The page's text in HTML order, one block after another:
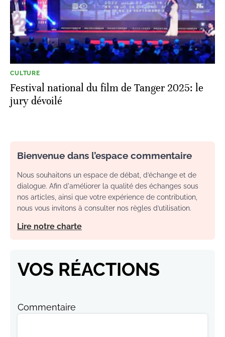
CULTURE
Festival national du film de Tanger 2025: le
jury dévoilé
Bienvenue dans l’espace commentaire
Nous souhaitons un espace de débat, d’échange et de
dialogue. Afin d'améliorer la qualité des échanges sous
nos articles, ainsi que votre expérience de contribution,
nous vous invitons à consulter nos règles d’utilisation.
Lire notre charte
VOS RÉACTIONS
Commentaire